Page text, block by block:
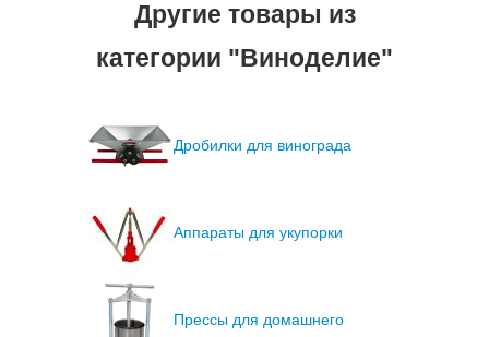
Другие товары из
категории "Виноделие"
Дробилки для винограда
Аппараты для укупорки
Прессы для домашнего